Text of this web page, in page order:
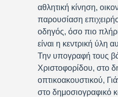
αθλητική κίνηση,
παρουσίαση
οδηγός, όσο πιο
είναι η κεντρική ύλη
Την υπογραφή τους
Χριστοφορίδου, στο
οπτικοακουστικού,
στο δημοσιογραφικό